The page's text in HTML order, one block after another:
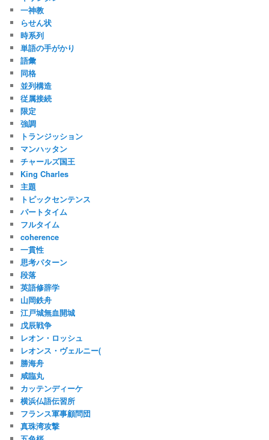
一神教
らせん状
時系列
単語の手がかり
語彙
同格
並列構造
従属接続
限定
強調
トランジッション
マンハッタン
チャールズ国王
King Charles
主題
トピックセンテンス
パートタイム
フルタイム
coherence
一貫性
思考パターン
段落
英語修辞学
山岡鉄舟
江戸城無血開城
戊辰戦争
レオン・ロッシュ
レオンス・ヴェルニー(
勝海舟
咸臨丸
カッテンディーケ
横浜仏語伝習所
フランス軍事顧問団
真珠湾攻撃